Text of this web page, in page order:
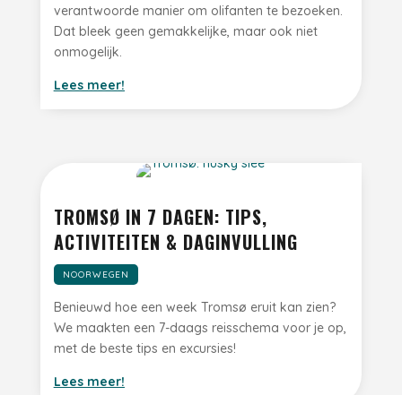
verantwoorde manier om olifanten te bezoeken.
Dat bleek geen gemakkelijke, maar ook niet
onmogelijk.
Lees meer!
TROMSØ IN 7 DAGEN: TIPS,
ACTIVITEITEN & DAGINVULLING
NOORWEGEN
Benieuwd hoe een week Tromsø eruit kan zien?
We maakten een 7-daags reisschema voor je op,
met de beste tips en excursies!
Lees meer!